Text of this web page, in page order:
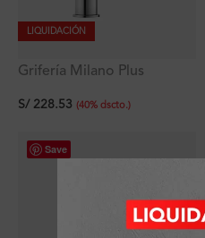
LIQUIDACIÓN
Grifería Milano Plus
Fría al Mueble
S/ 228.53 (40% dscto.)
Save